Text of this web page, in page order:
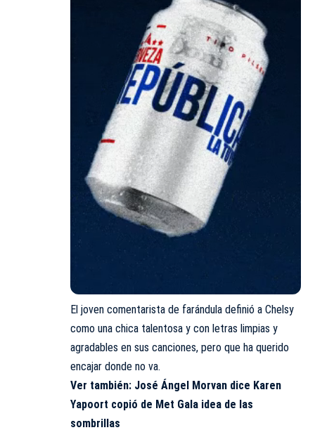
El joven comentarista de farándula definió a Chelsy
como una chica talentosa y con letras limpias y
agradables en sus canciones, pero que ha querido
encajar donde no va.
Ver también: José Ángel Morvan dice Karen
Yapoort copió de Met Gala idea de las
sombrillas